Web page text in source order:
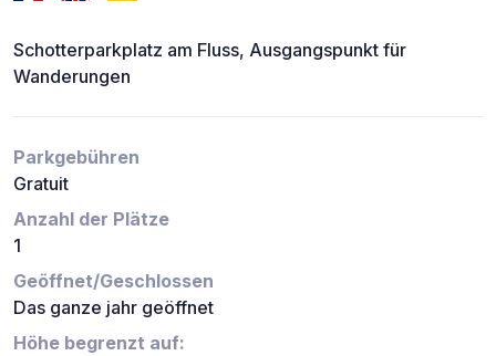
Schotterparkplatz am Fluss, Ausgangspunkt für
Wanderungen
Parkgebühren
Gratuit
Anzahl der Plätze
1
Geöffnet/Geschlossen
Das ganze jahr geöffnet
Höhe begrenzt auf: